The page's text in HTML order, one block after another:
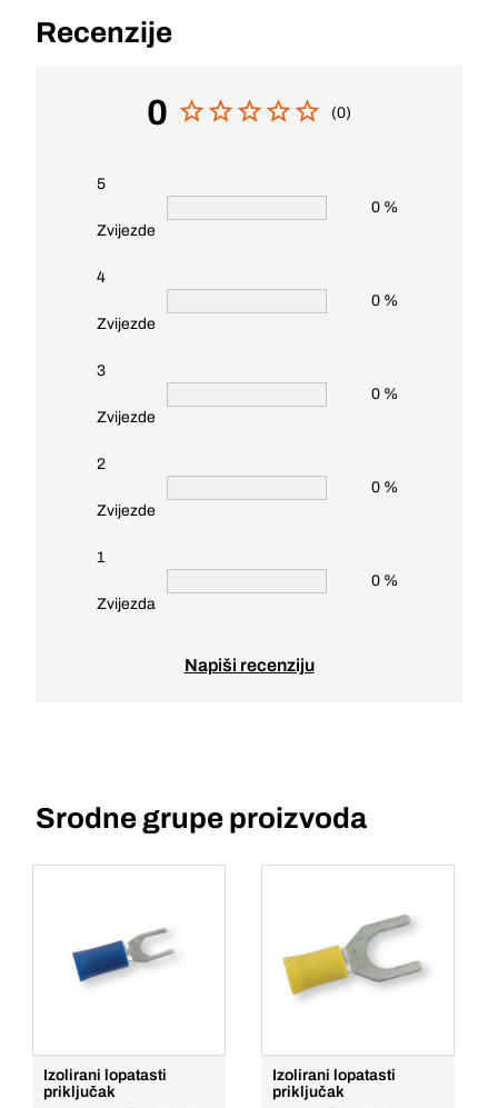
Recenzije
0 (0)
5
Zvijezde
0 %
4
Zvijezde
0 %
3
Zvijezde
0 %
2
Zvijezde
0 %
1
Zvijezda
0 %
Napiši recenziju
Srodne grupe proizvoda
Izolirani lopatasti
priključak
Izolirani lopatasti
priključak